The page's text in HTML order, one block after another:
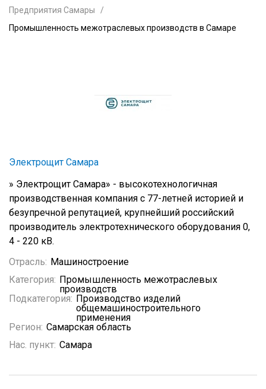
Предприятия Самары
Промышленность межотраслевых производств в Самаре
Электрощит Самара
» Электрощит Самара» - высокотехнологичная
производственная компания с 77-летней историей и
безупречной репутацией, крупнейший российский
производитель электротехнического оборудования 0,
4 - 220 кВ.
Отрасль: Машиностроение
Категория: Промышленность межотраслевых
производств
Подкатегория: Производство изделий
общемашиностроительного
применения
Регион: Самарская область
Нас. пункт: Самара